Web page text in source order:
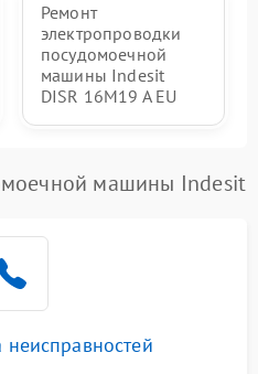
Ремонт
электропроводки
посудомоечной
машины Indesit
DISR 16M19 A EU
машины Indesit
неисправностей